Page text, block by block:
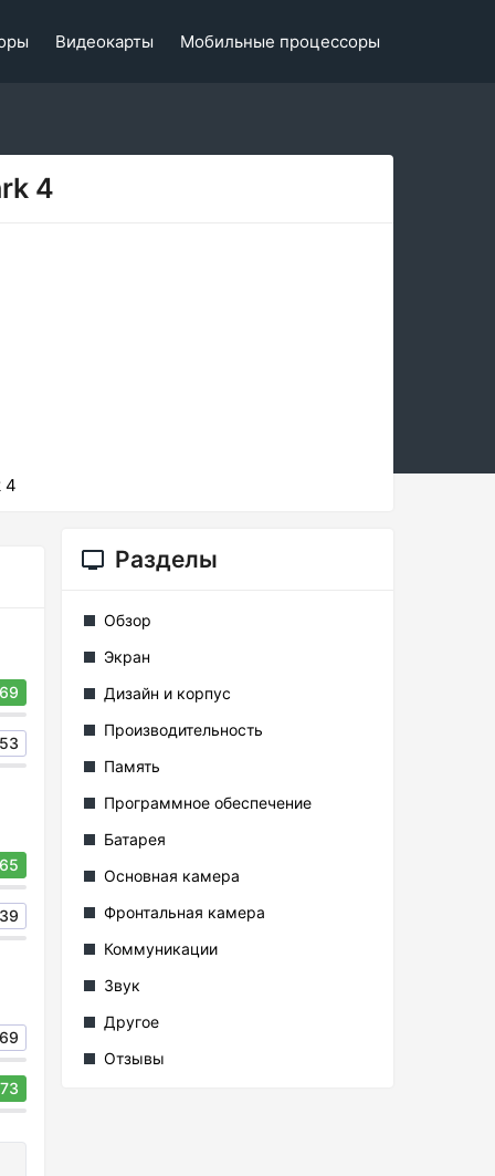
Видеокарты Мобильные процессоры
4
4
69
53
65
39
69
73
Разделы
Обзор
Экран
Дизайн и корпус
Производительность
Память
Программное обеспечение
Батарея
Основная камера
Фронтальная камера
Коммуникации
Звук
Другое
Отзывы